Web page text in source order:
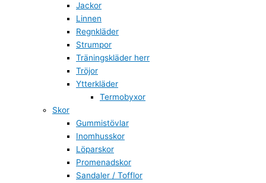
Jackor
Linnen
Regnkläder
Strumpor
Träningskläder herr
Tröjor
Ytterkläder
Termobyxor
Skor
Gummistövlar
Inomhusskor
Löparskor
Promenadskor
Sandaler / Tofflor